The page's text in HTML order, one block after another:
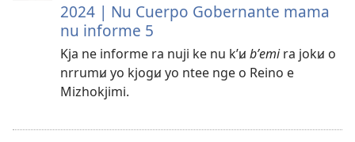
2024 | Nu Cuerpo Gobernante mama
nu informe 5
Kja ne informe ra nuji ke nu kʼꞹ bʼemira jokꞹ o
nrrumꞹ yo kjogꞹ yo ntee nge o Reino e
Mizhokjimi.